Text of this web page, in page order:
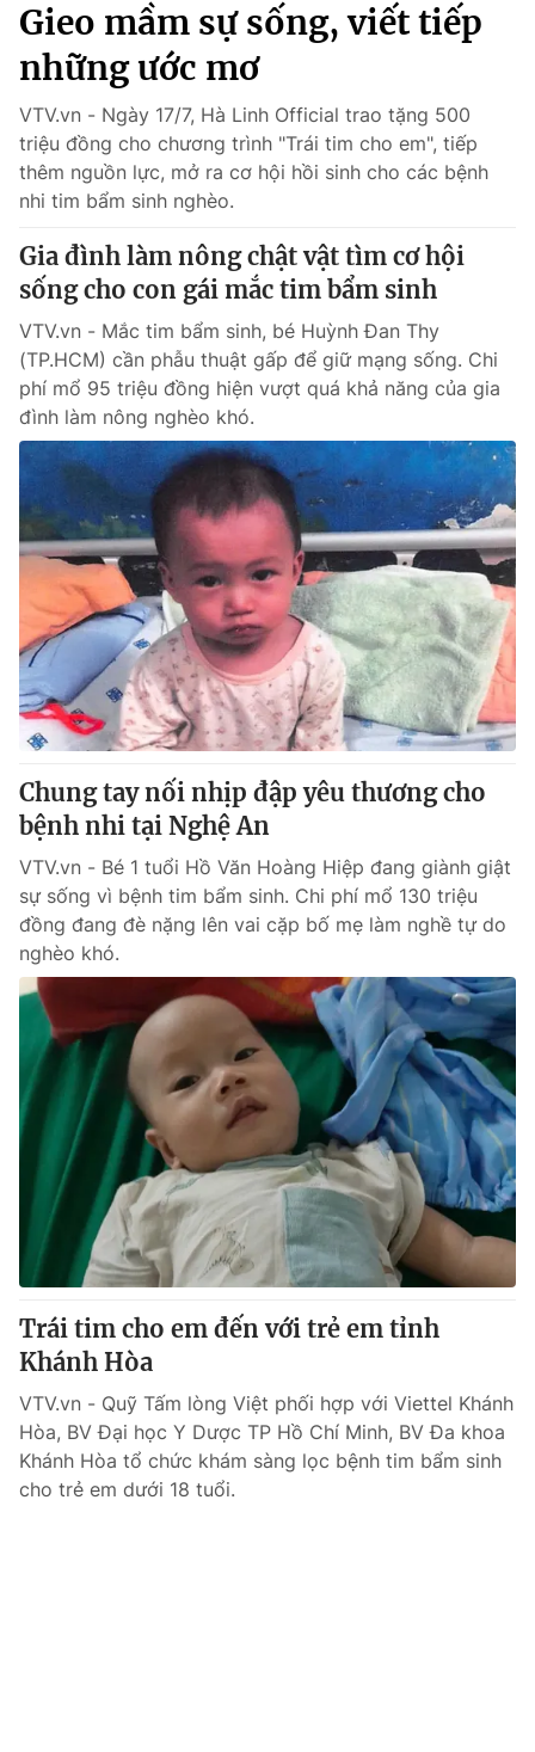
Tin tức
Thế giới đó đây
Câu chuyện quốc tế
Kinh tế
Thị trường
Góc doanh nghiệp
Dữ liệu và đời sống
Truyền hình
Hậu trường
Nhân vật
Khán giả
Giải sao mai
Giải trí
Điện ảnh
Âm nhạc
Sao
Đời sống
Du lịch
Làm đẹp
Chất lượng cuộc sống
Giáo dục
Tuyển sinh
Học trực tuyến
Công nghệ
Hitech Công nghệ tương lai
Sản phẩm
Thị trường
Tư vấn
Giao lưu trực tuyến
Lịch phát sóng
Chuyên mục khác
Emagazine Podcast
Photo Infographic
Video Shorts video
VTV Money VTV Thể thao
VTV Sức khoẻ Bất động sản
Thị trường 24h Tấm lòng Việt
VTV4 Vươn mình bằng AI
VTV9 VTV8
Liên hệ tòa soạn English
THỜI BÁO VTV
Gieo mầm sự sống, viết tiếp
những ước mơ
VTV.vn - Ngày 17/7, Hà Linh Official trao tặng 500
triệu đồng cho chương trình "Trái tim cho em", tiếp
thêm nguồn lực, mở ra cơ hội hồi sinh cho các bệnh
nhi tim bẩm sinh nghèo.
Gia đình làm nông chật vật tìm cơ hội
sống cho con gái mắc tim bẩm sinh
VTV.vn - Mắc tim bẩm sinh, bé Huỳnh Đan Thy
(TP.HCM) cần phẫu thuật gấp để giữ mạng sống. Chi
phí mổ 95 triệu đồng hiện vượt quá khả năng của gia
đình làm nông nghèo khó.
Chung tay nối nhịp đập yêu thương cho
bệnh nhi tại Nghệ An
VTV.vn - Bé 1 tuổi Hồ Văn Hoàng Hiệp đang giành giật
sự sống vì bệnh tim bẩm sinh. Chi phí mổ 130 triệu
đồng đang đè nặng lên vai cặp bố mẹ làm nghề tự do
nghèo khó.
Trái tim cho em đến với trẻ em tỉnh
Khánh Hòa
VTV.vn - Quỹ Tấm lòng Việt phối hợp với Viettel Khánh
Hòa, BV Đại học Y Dược TP Hồ Chí Minh, BV Đa khoa
Khánh Hòa tổ chức khám sàng lọc bệnh tim bẩm sinh
cho trẻ em dưới 18 tuổi.